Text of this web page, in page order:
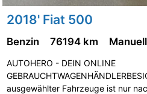
2018' Fiat 500
Benzin 76194 km Manuell
AUTOHERO - DEIN ONLINE
ausgewählter Fahrzeuge ist nur